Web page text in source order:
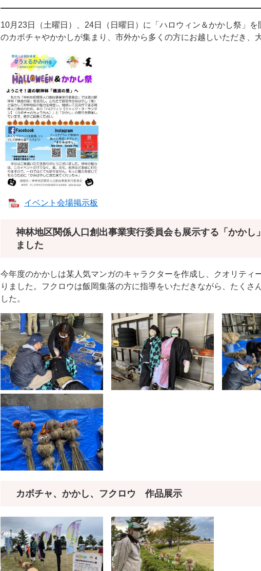
10月23日（土曜日）、24日（日曜日）に「ハロウィン＆かかし祭」を
のカボチャやかかしが集まり、市外から多くの方にお越しいただき、
イベント会場掲示板
神林地区関係人口創出事業実行委員会も展示する「かかし
ました
今年度のかかしは某人気マンガのキャラクターを作成し、クオリティ
りました。フクロウは飯岡集落の方に指導をいただきながら、たくさ
した。
カボチャ、かかし、フクロウ 作品展示